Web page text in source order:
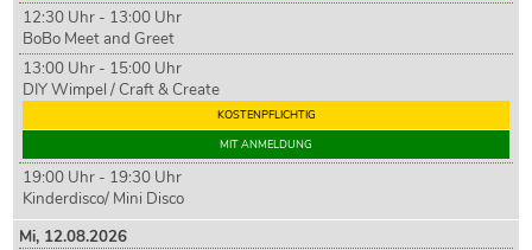
12:30 Uhr - 13:00 Uhr
BoBo Meet and Greet
13:00 Uhr - 15:00 Uhr
DIY Wimpel / Craft & Create
KOSTENPFLICHTIG
MIT ANMELDUNG
19:00 Uhr - 19:30 Uhr
Kinderdisco/ Mini Disco
Mi, 12.08.2026